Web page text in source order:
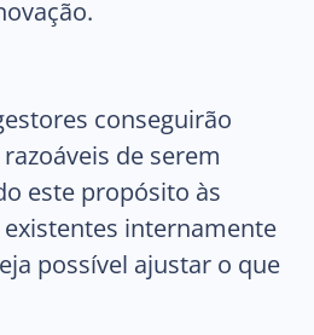
conseguirão
de serem
este propósito às
internamente
possível ajustar o que